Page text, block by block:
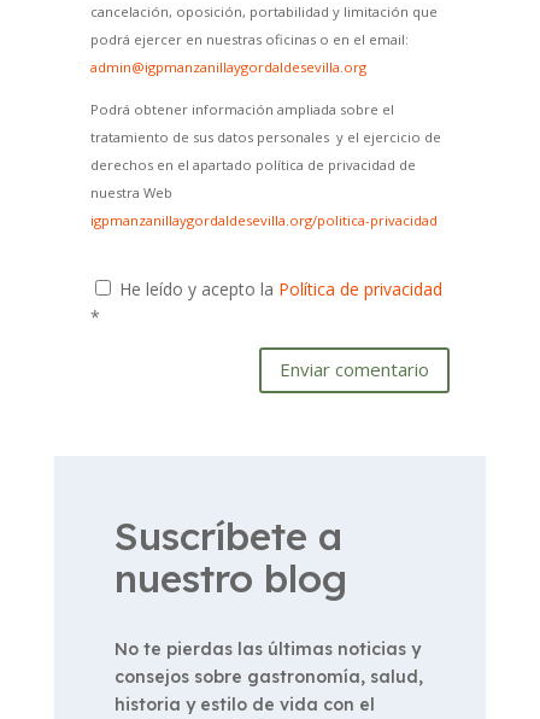
cancelación, oposición, portabilidad y limitación que
podrá ejercer en nuestras oficinas o en el email:
admin@igpmanzanillaygordaldesevilla.org
Podrá obtener información ampliada sobre el
tratamiento de sus datos personales y el ejercicio de
derechos en el apartado política de privacidad de
nuestra Web
igpmanzanillaygordaldesevilla.org/politica-privacidad
He leído y acepto la Política de privacidad
*
Enviar comentario
Suscríbete a
nuestro blog
No te pierdas las últimas noticias y
consejos sobre gastronomía, salud,
historia y estilo de vida con el